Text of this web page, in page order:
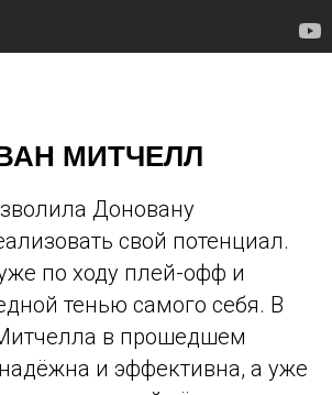
МИТЧЕЛЛ
Доновану
свой потенциал.
по ходу плей-офф и
тенью самого себя. В
в прошедшем
и эффективна, а уже